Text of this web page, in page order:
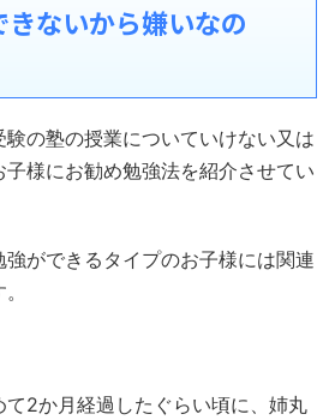
ないから嫌いなの
の塾の授業についていけない又は
様にお勧め勉強法を紹介させてい
ができるタイプのお子様には関連
2か月経過したぐらい頃に、姉丸